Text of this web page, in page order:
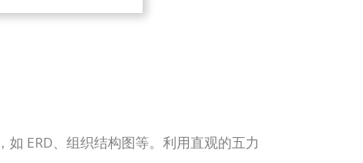
ERD、组织结构图等。利用直观的五力